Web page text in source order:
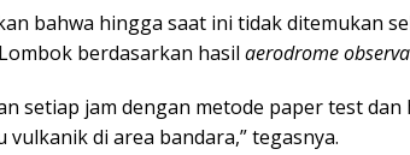
bahwa hingga saat ini tidak ditemukan
berdasarkan hasil aerodrome
setiap jam dengan metode paper test
di area bandara,” tegasnya.